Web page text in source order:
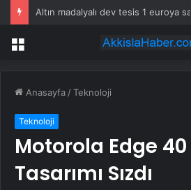
Menü
Anasayfa /Teknoloji
Teknoloji
Motorola Edge 40
Tasarımı Sızdı